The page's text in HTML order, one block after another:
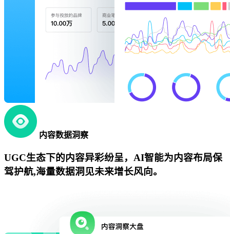
内容数据洞察
UGC生态下的内容异彩纷呈，AI智能为内容布局保
驾护航,海量数据洞见未来增长风向。